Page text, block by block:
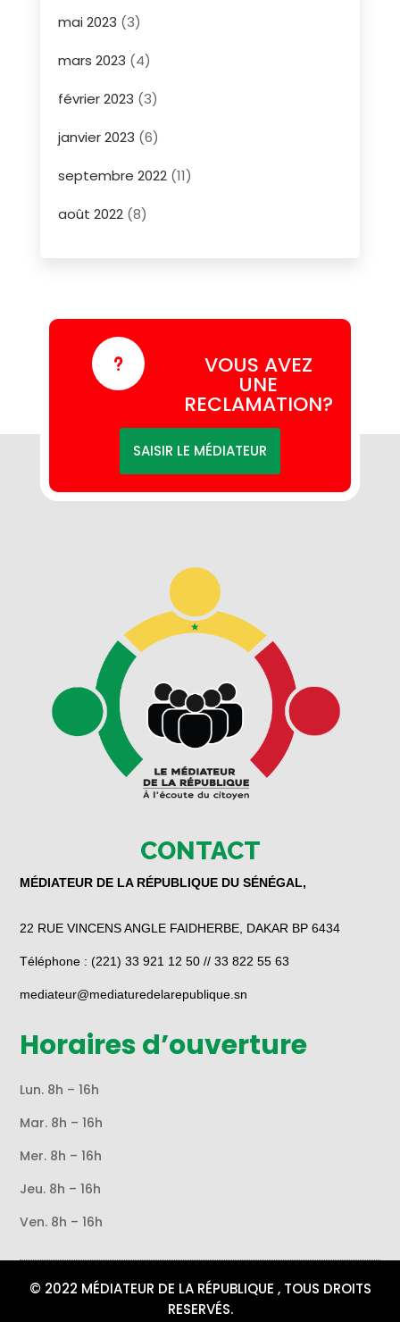
mai 2023 (3)
mars 2023 (4)
février 2023 (3)
janvier 2023 (6)
septembre 2022(11)
août 2022(8)
u VOUS AVEZ
UNE
RECLAMATION?
SAISIR LE MÉDIATEUR
CONTACT
MÉDIATEUR DE LA RÉPUBLIQUE DU SÉNÉGAL,
22 RUE VINCENS ANGLE FAIDHERBE, DAKAR BP 6434
Téléphone : (221) 33 921 12 50 // 33 822 55 63
mediateur@mediaturedelarepublique.sn
Horaires d’ouverture
Lun. 8h – 16h
Mar. 8h – 16h
Mer. 8h – 16h
Jeu. 8h – 16h
Ven. 8h – 16h
© 2022 MÉDIATEUR DE LA RÉPUBLIQUE , TOUS DROITS
RESERVÉS.